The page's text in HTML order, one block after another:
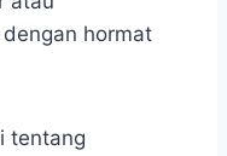
hormat
tentang